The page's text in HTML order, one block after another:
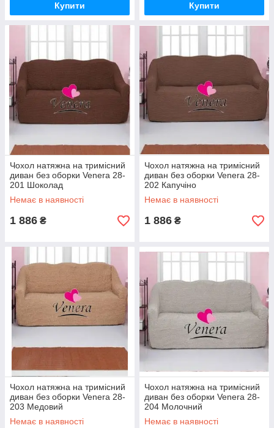
Купити Купити
Чохол натяжна на тримісний
диван без оборки Venera 28-
201 Шоколад
Немає в наявності
1 886 ₴
Чохол натяжна на тримісний
диван без оборки Venera 28-
202 Капучіно
Немає в наявності
1 886 ₴
Чохол натяжна на тримісний
диван без оборки Venera 28-
203 Медовий
Немає в наявності
Чохол натяжна на тримісний
диван без оборки Venera 28-
204 Молочний
Немає в наявності